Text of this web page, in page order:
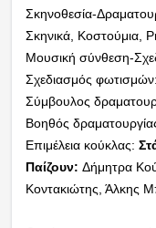
Σκηνοθεσία-
Σκηνικά, Κοστούμια,
Μουσική σύνθεση-
Σχεδιασμός φωτισμών:
Σύμβουλος
Βοηθός
Επιμέλεια κούκλας:
Παίζουν: Δήμητρα
Κοντακιώτης, Άλκης